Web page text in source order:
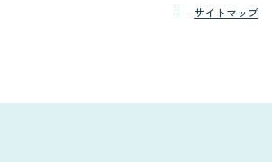
サイトマップ